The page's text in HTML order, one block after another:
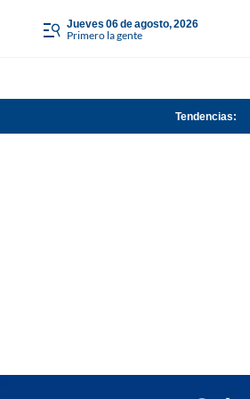
jueves 06 de agosto, 2026
Primero la gente
Tendencias: